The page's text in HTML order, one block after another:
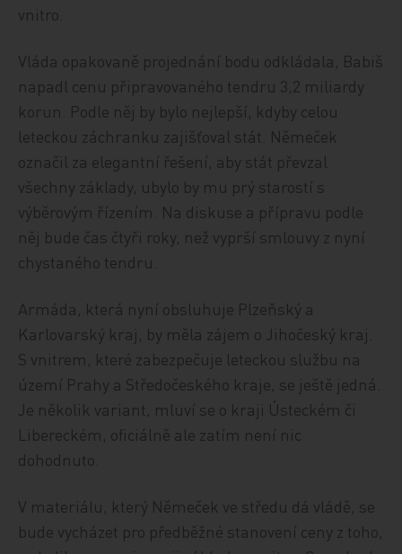
vnitro.
Vláda opakovaně projednání bodu odkládala, Babiš
napadl cenu připravovaného tendru 3,2 miliardy
korun. Podle něj by bylo nejlepší, kdyby celou
leteckou záchranku zajišťoval stát. Němeček
označil za elegantní řešení, aby stát převzal
všechny základy, ubylo by mu prý starostí s
výběrovým řízením. Na diskuse a přípravu podle
něj bude čas čtyři roky, než vyprší smlouvy z nyní
chystaného tendru.
Armáda, která nyní obsluhuje Plzeňský a
Karlovarský kraj, by měla zájem o Jihočeský kraj.
S vnitrem, které zabezpečuje leteckou službu na
území Prahy a Středočeského kraje, se ještě jedná.
Je několik variant, mluví se o kraji Ústeckém či
Libereckém, oficiálně ale zatím není nic
dohodnuto.
V materiálu, který Němeček ve středu dá vládě, se
bude vycházet pro předběžné stanovení ceny z toho,